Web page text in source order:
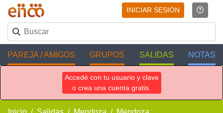
INICIAR SESION
PAREJA / AMIGOS GRUPOS SALIDAS NOTAS
Accedé con tu usuario y clave
o crea una cuenta gratis.